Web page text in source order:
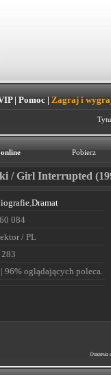
| Pomoc| Zagraj i
Pobierz
/ Girl Interrupted
,Dramat
084
/ PL
283
| 96% oglądających poleca.
Ostatnia